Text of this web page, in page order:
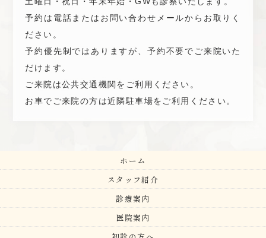
予約は電話またはお問い合わせメールからお取りく
ださい。
予約優先制ではありますが、予約不要でご来院いた
だけます。
ご来院は公共交通機関をご利用ください。
お車でご来院の方は近隣駐車場をご利用ください。
ホーム
スタッフ紹介
診療案内
医院案内